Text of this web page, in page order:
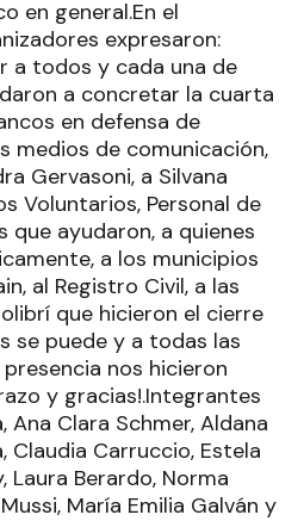
en general.En el
expresaron:
a todos y cada una de
a concretar la cuarta
en defensa de
medios de comunicación,
Gervasoni, a Silvana
Voluntarios, Personal de
que ayudaron, a quienes
a los municipios
al Registro Civil, a las
que hicieron el cierre
se puede y a todas las
nos hicieron
y gracias!.Integrantes
Ana Clara Schmer, Aldana
Claudia Carruccio, Estela
Laura Berardo, Norma
María Emilia Galván y